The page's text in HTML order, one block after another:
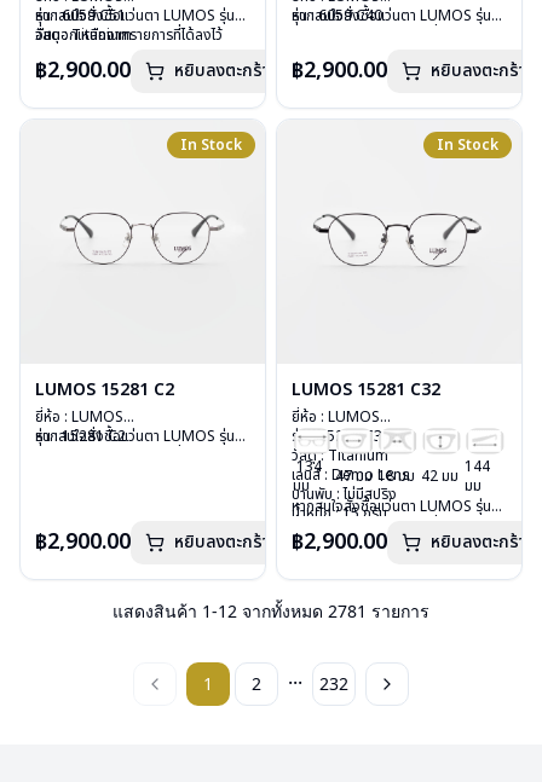
รุ่น : 6059 C51
วัสดุ : Titanium
บานพับ : ไม่มีสปริง
อุปกรณ์ : กล่องแว่น , ผ้าเช็ดแว่น
หากสนใจสั่งชื้อแว่นตา LUMOS รุ่น
อื่นนอกเหนือจากรายการที่ได้ลงไว้
฿2,900.00 หยิบลงตะกร้า
รุ่น : 6059 C40
บานพับ : ไม่มีสปริง
อุปกรณ์ : กล่องแว่น , ผ้าเช็ดแว่น
หากสนใจสั่งชื้อแว่นตา LUMOS รุ่น
฿2,900.00 หยิบลงตะกร้า
In Stock
LUMOS 15281 C2
ยี่ห้อ : LUMOS
รุ่น : 15281 C2
อุปกรณ์ : กล่องแว่น , ผ้าเช็ดแว่น
การรับประกัน : 2 ปี
หากสนใจสั่งชื้อแว่นตา LUMOS รุ่น
฿2,900.00 หยิบลงตะกร้า
In Stock
LUMOS 15281 C32
ยี่ห้อ : LUMOS
รุ่น : 15281 C32
วัสดุ : Titanium
เลนส์ : Demo Lens
บานพับ : ไม่มีสปริง
น้ำหนัก : 15 กรัม
อุปกรณ์ : กล่องแว่น , ผ้าเช็ดแว่น
การรับประกัน : 2 ปี
134
มม
47 มม 18 มม 42 มม 144
มม
หากสนใจสั่งชื้อแว่นตา LUMOS รุ่น
กรุณาติดต่อเราคลิก
฿2,900.00 หยิบลงตะกร้า
แสดงสินค้า 1-12 จากทั้งหมด 2781 รายการ
1 2 ... 232